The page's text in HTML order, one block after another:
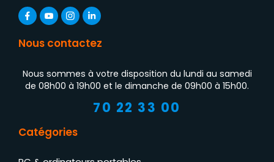
Nous contactez
Nous sommes à votre disposition du lundi au samedi
de 08h00 à 19h00 et le dimanche de 09h00 à 15h00.
70 22 33 00
Catégories